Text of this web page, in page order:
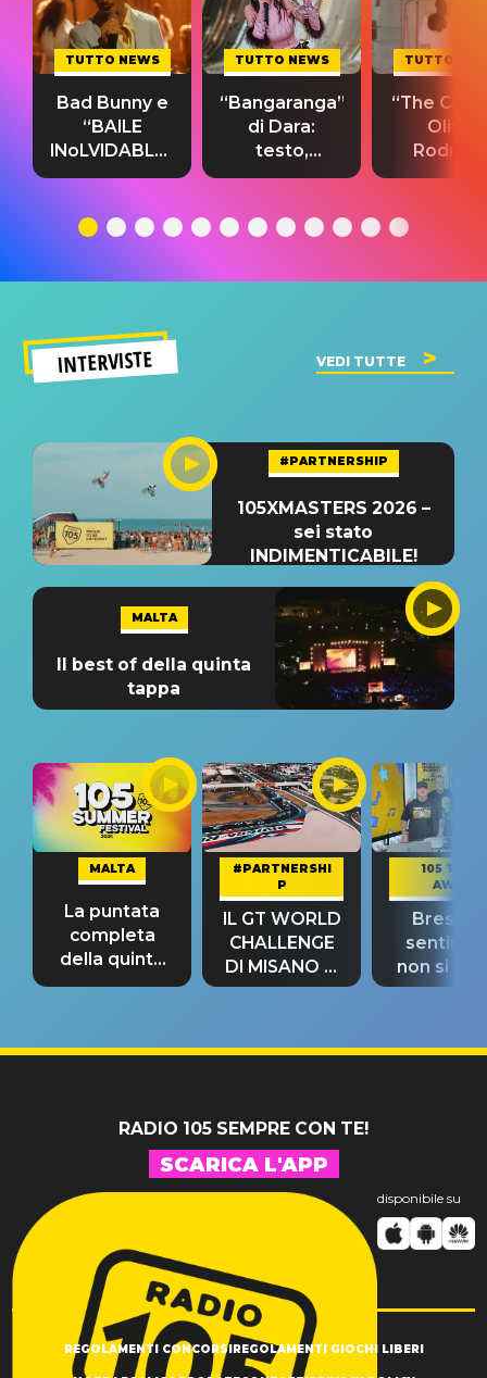
TUTTO NEWS
Bad Bunny e
“BAILE
INoLVIDABLE”:
testo,
significato
TUTTO NEWS
“Bangaranga”
di Dara:
testo,
traduzione e
del singolo
TUTTO
“The
Olivia
testo,
INTERVISTE VEDI TUTTE
#PARTNERSHIP
105XMASTERS 2026 –
sei stato
INDIMENTICABILE!
MALTA
Il best of della quinta
tappa
MALTA
La puntata
completa
della quinta
tappa
#PARTNERSHI
P
IL GT WORLD
CHALLENGE
DI MISANO si
riconferma
105 TAKE
AWAY
Bresh:
non si
fino alla
RADIO 105 SEMPRE CON TE!
SCARICA L'APP
disponibile su
REGOLAMENTI CONCORSIREGOLAMENTI GIOCHI LIBERI